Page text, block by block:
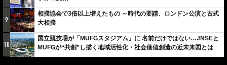
9
相撲協会で3倍以上増えたもの ～時代の要請、ロンドン公演と古式
大相撲
10
国立競技場が「MUFGスタジアム」に 名前だけではない…JNSEと
MUFGが“共創”し描く地域活性化・社会価値創造の近未来図とは